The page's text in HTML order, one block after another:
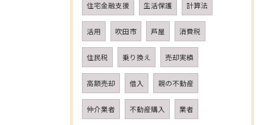
住宅金融支援 生活保護 計算法
活用 吹田市 芦屋 消費税
住民税 乗り換え 売却実績
高額売却 借入 親の不動産
仲介業者 不動産購入 業者